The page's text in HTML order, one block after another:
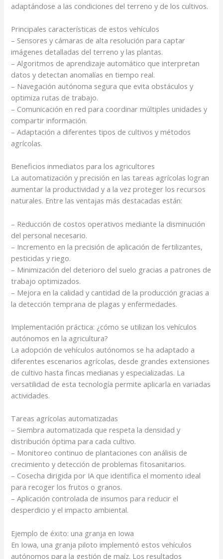
adaptándose a las condiciones del terreno y de los cultivos.
Principales características de estos vehículos
– Sensores y cámaras de alta resolución para captar
imágenes detalladas del terreno y las plantas.
– Algoritmos de aprendizaje automático que interpretan
datos y detectan anomalías en tiempo real.
– Navegación autónoma segura que evita obstáculos y
optimiza rutas de trabajo.
– Comunicación en red para coordinar múltiples unidades y
compartir información.
– Adaptación a diferentes tipos de cultivos y métodos
agrícolas.
Beneficios inmediatos para los agricultores
La automatización y precisión en las tareas agrícolas logran
aumentar la productividad y a la vez proteger los recursos
naturales. Entre las ventajas más destacadas están:
– Reducción de costos operativos mediante la disminución
del personal necesario.
– Incremento en la precisión de aplicación de fertilizantes,
pesticidas y riego.
– Minimización del deterioro del suelo gracias a patrones de
trabajo optimizados.
– Mejora en la calidad y cantidad de la producción gracias a
la detección temprana de plagas y enfermedades.
Implementación práctica: ¿cómo se utilizan los vehículos
autónomos en la agricultura?
La adopción de vehículos autónomos se ha adaptado a
diferentes escenarios agrícolas, desde grandes extensiones
de cultivo hasta fincas medianas y especializadas. La
versatilidad de esta tecnología permite aplicarla en variadas
actividades.
Tareas agrícolas automatizadas
– Siembra automatizada que respeta la densidad y
distribución óptima para cada cultivo.
– Monitoreo continuo de plantaciones con análisis de
crecimiento y detección de problemas fitosanitarios.
– Cosecha dirigida por IA que identifica el momento ideal
para recoger los frutos o granos.
– Aplicación controlada de insumos para reducir el
desperdicio y el impacto ambiental.
Ejemplo de éxito: una granja en Iowa
En Iowa, una granja piloto implementó estos vehículos
autónomos para la gestión de maíz. Los resultados